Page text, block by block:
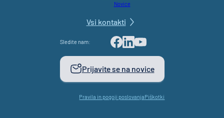
Novice
Vsi kontakti
Sledite nam:
Facebook
LinkedIn
Youtube
Prijavite se na novice
Pravila in pogoji poslovanjaPiškotki